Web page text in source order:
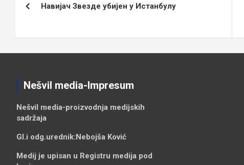
чланка
Навијач Звезде убијен у Истанбулу
Nešvil media-Impresum
Nešvil media-proizvodnja medijskih
sadržaja
Gl.i odg.urednik:Nebojša Ković
Medij je upisan u Registru medija pod